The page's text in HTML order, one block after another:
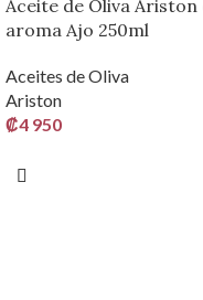
Aceite de Oliva Ariston
aroma Ajo 250ml
Aceites de Oliva
Ariston
₡4 950